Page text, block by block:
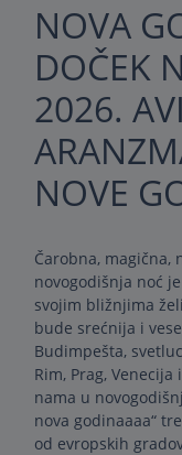
NOVA
DOČEK
2026.
NOVE
Čarobna, magična,
novogodišnja noć
svojim bližnjima
bude srećnija i
Budimpešta,
Rim, Prag,
nama u
nova godinaaaa“
od evropskih